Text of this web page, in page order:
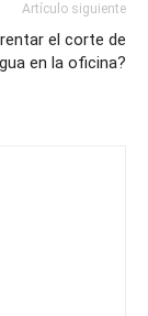
Artículo siguiente
el corte de
en la oficina?